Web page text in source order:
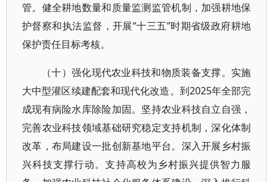
管。健全耕地数量和质量监测监管机制，加强耕地保
护督察和执法监督，开展“十三五”时期省级政府耕地
保护责任目标考核。
（十）强化现代农业科技和物质装备支撑。实施
大中型灌区续建配套和现代化改造。到2025年全部完
成现有病险水库除险加固。坚持农业科技自立自强，
完善农业科技领域基础研究稳定支持机制，深化体制
改革，布局建设一批创新基地平台。深入开展乡村振
兴科技支撑行动。支持高校为乡村振兴提供智力服